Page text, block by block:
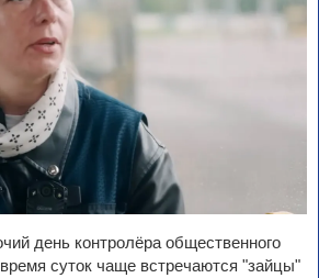
день контролёра общественного
суток чаще встречаются "зайцы"